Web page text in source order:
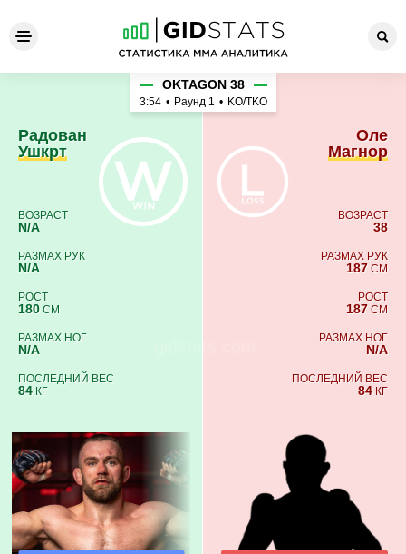
Радован Ушкрт - Оле
Радован
Ушкрт
ВОЗРАСТ
N/A
РАЗМАХ РУК
N/A
РОСТ
180 СМ
РАЗМАХ НОГ
N/A
ПОСЛЕДНИЙ ВЕС
84 КГ
OKTAGON 38
3:54 • Раунд 1 • KO/TKO
Оле
Магнор
ВОЗРАСТ
38
РАЗМАХ РУК
187 СМ
РОСТ
187 СМ
РАЗМАХ НОГ
N/A
ПОСЛЕДНИЙ ВЕС
84 КГ